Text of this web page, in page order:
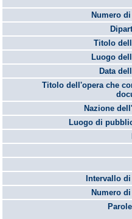
Numero
Titolo
Luogo
Data
Titolo dell'opera che
Nazione
Luogo di
Intervallo
Numero